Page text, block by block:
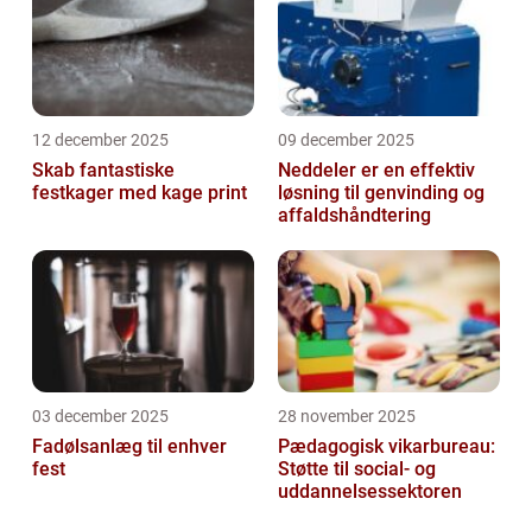
12 december 2025
Skab fantastiske
festkager med kage print
09 december 2025
Neddeler er en effektiv
løsning til genvinding og
affaldshåndtering
03 december 2025
Fadølsanlæg til enhver
fest
28 november 2025
Pædagogisk vikarbureau:
Støtte til social- og
uddannelsessektoren